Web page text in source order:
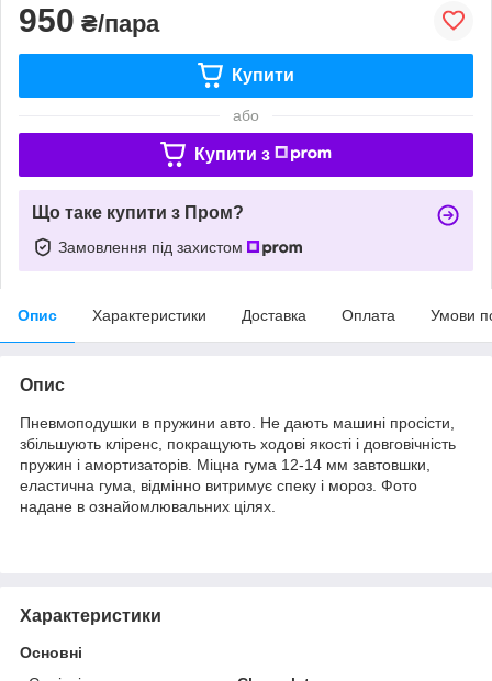
950 ₴/пара
Купити
або
Купити з
Що таке купити з Пром?
Замовлення під захистом
Опис Характеристики Доставка Оплата Умови
Опис
Пневмоподушки в пружини авто. Не дають машині просісти,
збільшують кліренс, покращують ходові якості і довговічність
пружин і амортизаторів. Міцна гума 12-14 мм завтовшки,
еластична гума, відмінно витримує спеку і мороз. Фото
надане в ознайомлювальних цілях.
Характеристики
Основні